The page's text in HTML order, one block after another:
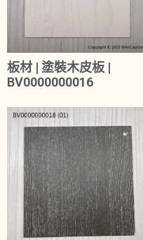
板材 | 塗裝木皮板 |
BV0000000016